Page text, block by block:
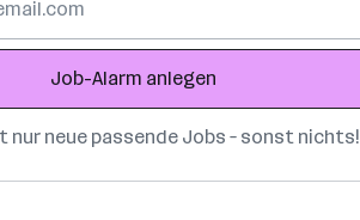
Job-Alarm anlegen
nur neue passende Jobs – sonst nichts!